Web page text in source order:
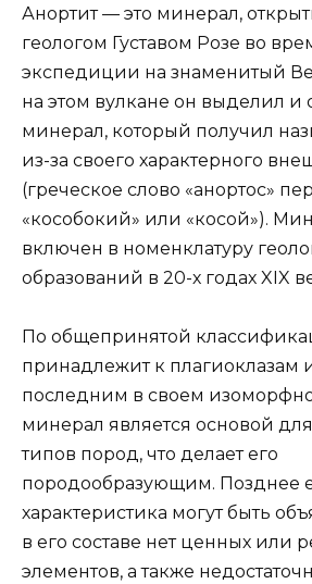
Анортит — это минерал,
геологом Густавом Розе во
экспедиции на знаменитый
на этом вулкане он выделил и
минерал, который получил
из-за своего характерного
(греческое слово «анортос»
«кособокий» или «косой»).
включен в номенклатуру
образований в 20-х годах XIX
По общепринятой
принадлежит к плагиоклазам
последним в своем
минерал является основой
типов пород, что делает его
породообразующим. Позднее
характеристика могут быть
в его составе нет ценных или
элементов, а также